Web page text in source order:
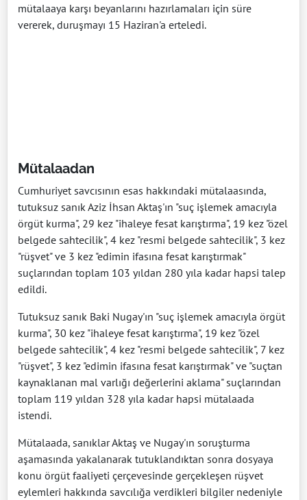
mütalaaya karşı beyanlarını hazırlamaları için süre
vererek, duruşmayı 15 Haziran'a erteledi.
Mütalaadan
Cumhuriyet savcısının esas hakkındaki mütalaasında,
tutuksuz sanık Aziz İhsan Aktaş'ın "suç işlemek amacıyla
örgüt kurma", 29 kez "ihaleye fesat karıştırma", 19 kez "özel
belgede sahtecilik", 4 kez "resmi belgede sahtecilik", 3 kez
"rüşvet" ve 3 kez "edimin ifasına fesat karıştırmak"
suçlarından toplam 103 yıldan 280 yıla kadar hapsi talep
edildi.
Tutuksuz sanık Baki Nugay'ın "suç işlemek amacıyla örgüt
kurma", 30 kez "ihaleye fesat karıştırma", 19 kez "özel
belgede sahtecilik", 4 kez "resmi belgede sahtecilik", 7 kez
"rüşvet", 3 kez "edimin ifasına fesat karıştırmak" ve "suçtan
kaynaklanan mal varlığı değerlerini aklama" suçlarından
toplam 119 yıldan 328 yıla kadar hapsi mütalaada
istendi.
Mütalaada, sanıklar Aktaş ve Nugay'ın soruşturma
aşamasında yakalanarak tutuklandıktan sonra dosyaya
konu örgüt faaliyeti çerçevesinde gerçekleşen rüşvet
eylemleri hakkında savcılığa verdikleri bilgiler nedeniyle